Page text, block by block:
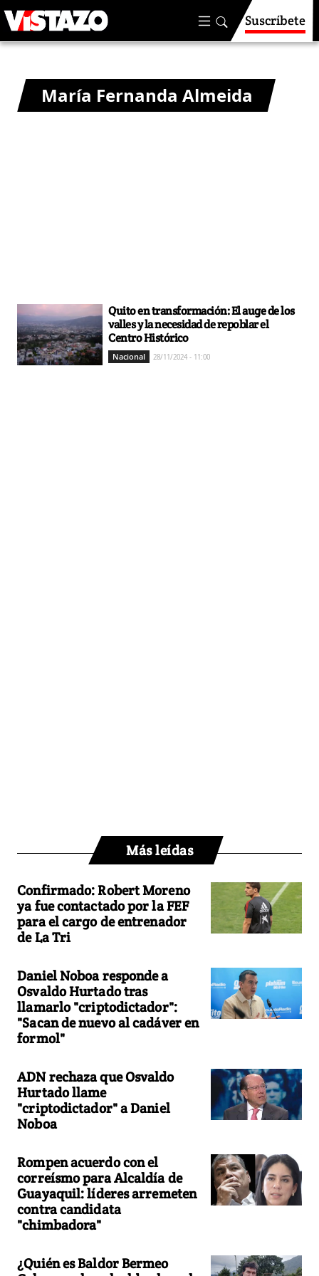
Suscríbete
María Fernanda Almeida
Quito en transformación: El auge de los
valles y la necesidad de repoblar el
Centro Histórico
Nacional 28/11/2024 - 11:00
Más leídas
Confirmado: Robert Moreno
ya fue contactado por la FEF
para el cargo de entrenador
de La Tri
Daniel Noboa responde a
Osvaldo Hurtado tras
llamarlo "criptodictador":
"Sacan de nuevo al cadáver en
formol"
ADN rechaza que Osvaldo
Hurtado llame
"criptodictador" a Daniel
Noboa
Rompen acuerdo con el
correísmo para Alcaldía de
Guayaquil: líderes arremeten
contra candidata
"chimbadora"
¿Quién es Baldor Bermeo